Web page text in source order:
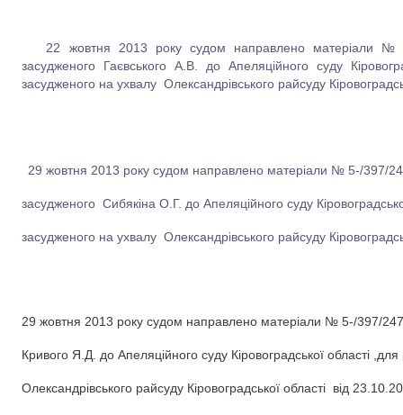
22 жовтня 2013 року судом направлено матеріали №
засудженого Гаєвського А.В. до Апеляційного суду
засудженого на ухвалу Олександрівського райсуду
29 жовтня 2013 року судом направлено матеріали № 5-/397/
засудженого Сибякіна О.Г. до Апеляційного суду
засудженого на ухвалу Олександрівського райсуду
29 жовтня 2013 року судом направлено матеріали № 5-/397/
Кривого Я.Д. до Апеляційного суду Кіровоградської області
Олександрівського райсуду Кіровоградської області від